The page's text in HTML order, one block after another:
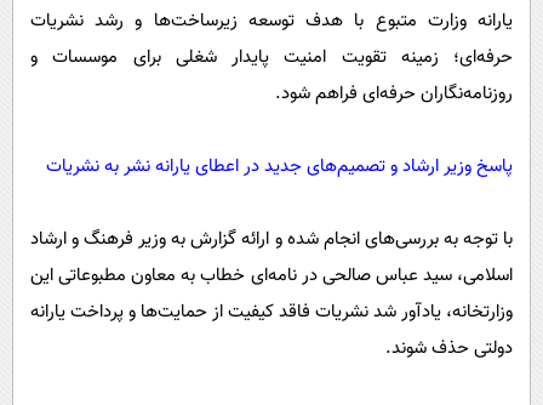
یارانه وزارت متبوع با هدف توسعه زیرساخت‌ها و رشد نشریات
حرفه‌ای؛ زمینه تقویت امنیت پایدار شغلی برای موسسات و
روزنامه‌نگاران حرفه‌ای فراهم شود.
پاسخ وزیر ارشاد و تصمیم‌های جدید در اعطای یارانه نشر به نشریات
با توجه به بررسی‌های انجام شده و ارائه گزارش به وزیر فرهنگ و ارشاد
اسلامی، سید عباس صالحی در نامه‌ای خطاب به معاون مطبوعاتی این
وزارتخانه، یادآور شد نشریات فاقد کیفیت از حمایت‌ها و پرداخت یارانه
دولتی حذف شوند.